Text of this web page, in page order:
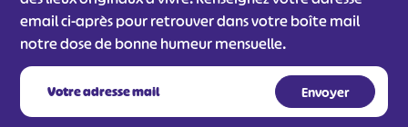
email ci-après pour retrouver dans votre boîte mail
notre dose de bonne humeur mensuelle.